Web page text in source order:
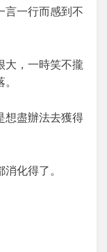
言一行而感到不
大，一時笑不攏
想盡辦法去獲得
化得了。